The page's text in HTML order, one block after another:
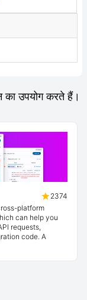
उपयोग करते हैं।
2374
platform
can help you
requests,
code. A